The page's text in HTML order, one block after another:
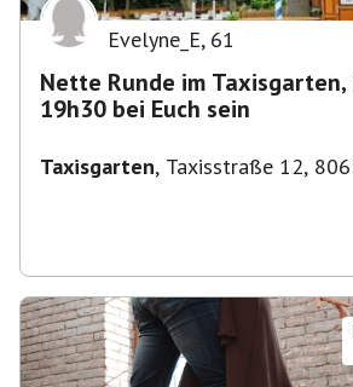
Evelyne_E, 61
Nette Runde im Taxisgarten,
19h30 bei Euch sein
Taxisgarten, Taxisstraße 12,